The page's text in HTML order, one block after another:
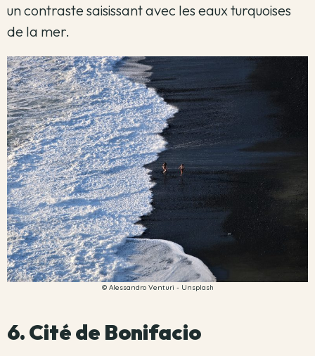
un contraste saisissant avec les eaux turquoises
de la mer.
© Alessandro Venturi - Unsplash
6. Cité de Bonifacio